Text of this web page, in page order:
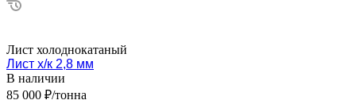
Лист холоднокатаный
Лист х/к 2,8 мм
В наличии
85 000 ₽/тонна